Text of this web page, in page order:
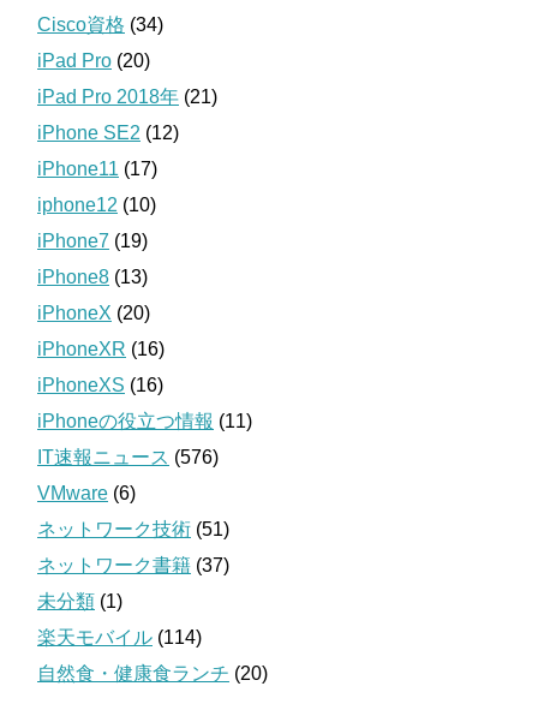
Cisco資格 (34)
iPad Pro (20)
iPad Pro 2018年 (21)
iPhone SE2 (12)
iPhone11 (17)
iphone12 (10)
iPhone7 (19)
iPhone8 (13)
iPhoneX (20)
iPhoneXR (16)
iPhoneXS (16)
iPhoneの役立つ情報 (11)
IT速報ニュース (576)
VMware (6)
ネットワーク技術 (51)
ネットワーク書籍 (37)
未分類 (1)
楽天モバイル (114)
自然食・健康食ランチ (20)